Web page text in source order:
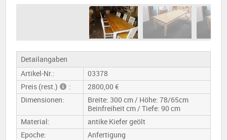
Detailangaben
Artikel-Nr.:
03378
Preis (rest.)
:
2800,00 €
Dimensionen:
Breite: 300 cm / Höhe: 78/65cm
Beinfreiheit cm / Tiefe: 90 cm
Material:
antike Kiefer geölt
Epoche:
Anfertigung